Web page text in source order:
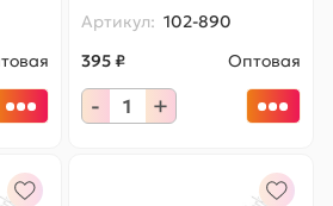
Артикул: 102-890
395 ₽
Оптовая
- +